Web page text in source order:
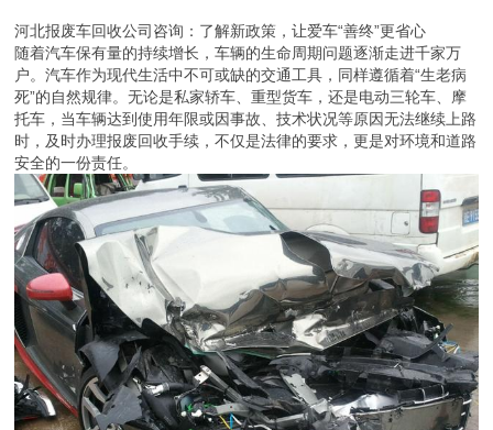
河北报废车回收公司咨询：了解新政策，让爱车“善终”更省心
随着汽车保有量的持续增长，车辆的生命周期问题逐渐走进千家万
户。汽车作为现代生活中不可或缺的交通工具，同样遵循着“生老病
死”的自然规律。无论是私家轿车、重型货车，还是电动三轮车、摩
托车，当车辆达到使用年限或因事故、技术状况等原因无法继续上路
时，及时办理报废回收手续，不仅是法律的要求，更是对环境和道路
安全的一份责任。